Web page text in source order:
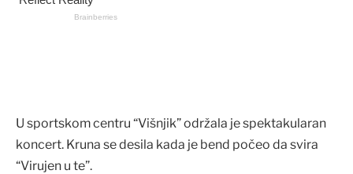
U sportskom centru “Višnjik” održala je spektakularan
koncert. Kruna se desila kada je bend počeo da svira
“Virujen u te”.